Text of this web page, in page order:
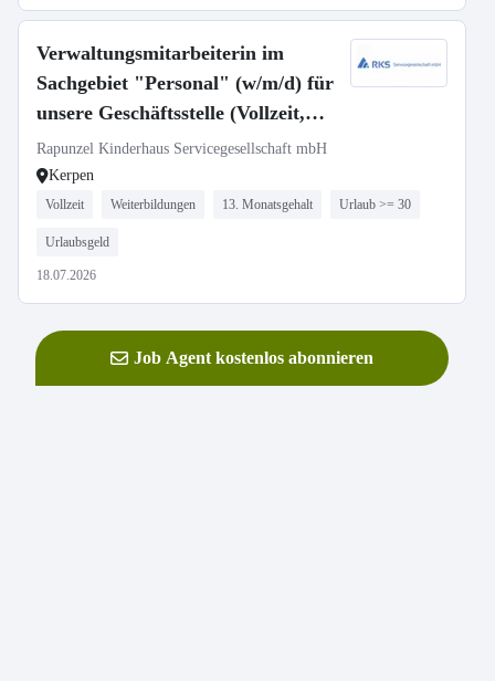
Verwaltungsmitarbeiterin im
Sachgebiet "Personal" (w/m/d) für
unsere Geschäftsstelle (Vollzeit,
38,5h) in Kerpen gesucht
Rapunzel Kinderhaus Servicegesellschaft mbH
Kerpen
Vollzeit Weiterbildungen 13. Monatsgehalt Urlaub >= 30
Urlaubsgeld
18.07.2026
Job Agent kostenlos abonnieren